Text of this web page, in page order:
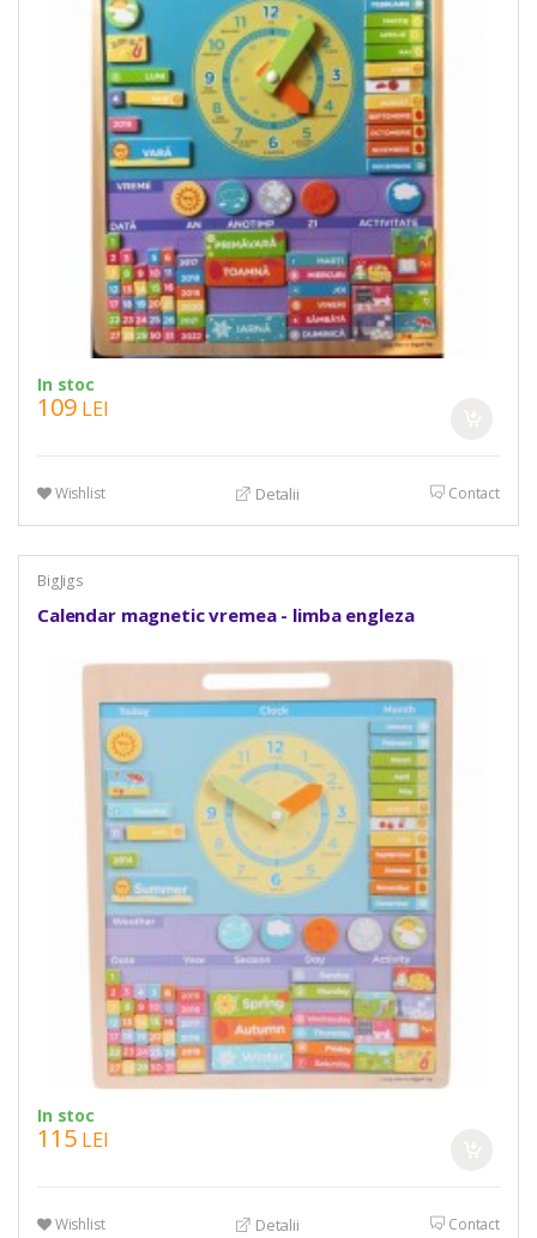
In stoc
109 LEI
Wishlist Detalii Contact
BigJigs
Calendar magnetic vremea - limba engleza
In stoc
115 LEI
Wishlist Detalii Contact